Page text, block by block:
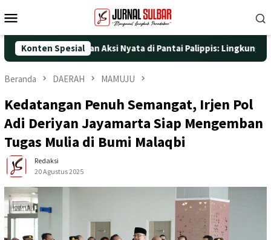
ke
Mobile
Konten Spesial
ke-25 dengan Aksi Nyata di Pantai Palippis: Lingkungan dan
Beranda DAERAH MAMUJU
Kedatangan Penuh Semangat, Irjen Pol
Adi Deriyan Jayamarta Siap Mengemban
Tugas Mulia di Bumi Malaqbi
Redaksi
20 Agustus 2025